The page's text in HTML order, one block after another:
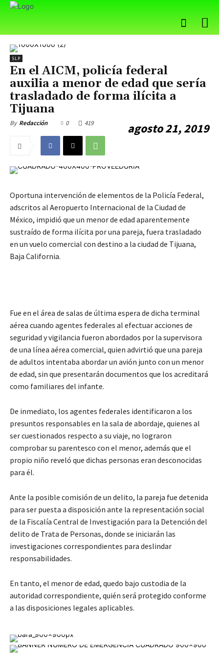
SLP
En el AICM, policía federal
auxilia a menor de edad que sería
trasladado de forma ilícita a
Tijuana
By Redacción agosto 21, 2019
0 419
Oportuna intervención de elementos de la Policía Federal,
adscritos al Aeropuerto Internacional de la Ciudad de
México, impidió que un menor de edad aparentemente
sustraído de forma ilícita por una pareja, fuera trasladado
en un vuelo comercial con destino a la ciudad de Tijuana,
Baja California.
Fue en el área de salas de última espera de dicha terminal
aérea cuando agentes federales al efectuar acciones de
seguridad y vigilancia fueron abordados por la supervisora
de una línea aérea comercial, quien advirtió que una pareja
de adultos intentaba abordar un avión junto con un menor
de edad, sin que presentarán documentos que los acreditará
como familiares del infante.
De inmediato, los agentes federales identificaron a los
presuntos responsables en la sala de abordaje, quienes al
ser cuestionados respecto a su viaje, no lograron
comprobar su parentesco con el menor, además que el
propio niño reveló que dichas personas eran desconocidas
para él.
Ante la posible comisión de un delito, la pareja fue detenida
para ser puesta a disposición ante la representación social
de la Fiscalía Central de Investigación para la Detención del
delito de Trata de Personas, donde se iniciarán las
investigaciones correspondientes para deslindar
responsabilidades.
En tanto, el menor de edad, quedo bajo custodia de la
autoridad correspondiente, quién será protegido conforme
a las disposiciones legales aplicables.